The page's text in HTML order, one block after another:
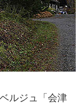
ルジュ「会津